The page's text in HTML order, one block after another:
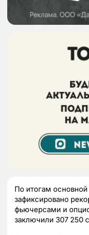
По итогам
зафиксировано
фьючерсами и
заключили 307 250